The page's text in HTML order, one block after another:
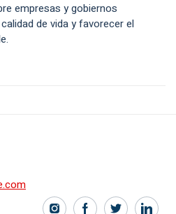
empresas y gobiernos
de vida y favorecer el